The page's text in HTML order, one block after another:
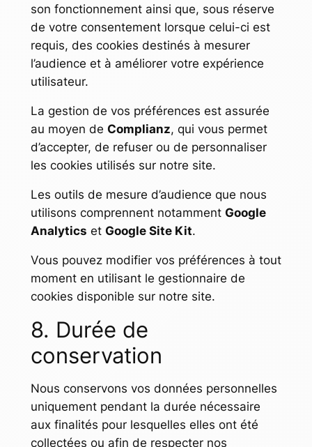
son fonctionnement ainsi que, sous réserve
de votre consentement lorsque celui-ci est
requis, des cookies destinés à mesurer
l’audience et à améliorer votre expérience
utilisateur.
La gestion de vos préférences est assurée
au moyen de Complianz, qui vous permet
d’accepter, de refuser ou de personnaliser
les cookies utilisés sur notre site.
Les outils de mesure d’audience que nous
utilisons comprennent notamment Google
Analytics et Google Site Kit.
Vous pouvez modifier vos préférences à tout
moment en utilisant le gestionnaire de
cookies disponible sur notre site.
8. Durée de
conservation
Nous conservons vos données personnelles
uniquement pendant la durée nécessaire
aux finalités pour lesquelles elles ont été
collectées ou afin de respecter nos